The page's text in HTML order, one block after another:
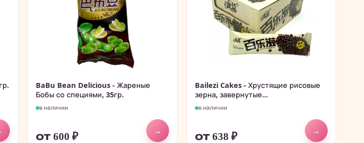
BaBu Bean Delicious - Жареные
Бобы со специями, 35гр.
в наличии
от 600₽
→
Bailezi Cakes - Хрустящие рисовые
зерна, завернутые...
в наличии
от 638 ₽
→